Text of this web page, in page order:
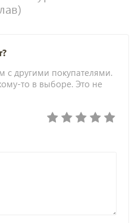
с другими покупателями.
то в выборе. Это не